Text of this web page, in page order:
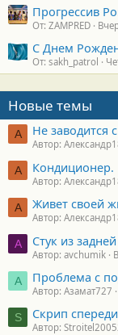
Прогрессив
От: ZAMPRED
С Днем
От: sakh_patrol
Новые темы
А Не заводится
Автор:
А Кондиционер.
Автор:
А Живет своей
Автор:
A Стук из
Автор: avchumik
А Проблема с
Автор: Азамат727
S Скрип
Автор: